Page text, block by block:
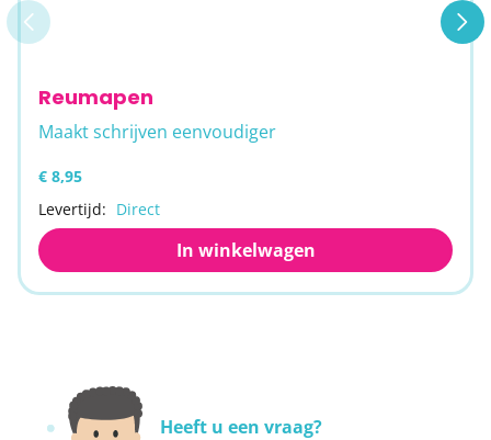
Reumapen
Maakt schrijven eenvoudiger
€ 8,95
Levertijd: Direct
In winkelwagen
Heeft u een vraag?